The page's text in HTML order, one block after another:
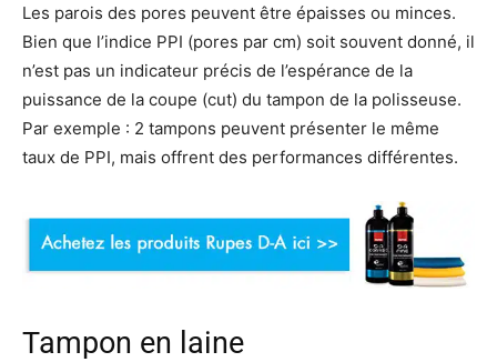
Les parois des pores peuvent être épaisses ou minces.
Bien que l’indice PPI (pores par cm) soit souvent donné, il
n’est pas un indicateur précis de l’espérance de la
puissance de la coupe (cut) du tampon de la polisseuse.
Par exemple : 2 tampons peuvent présenter le même
taux de PPI, mais offrent des performances différentes.
Tampon en laine